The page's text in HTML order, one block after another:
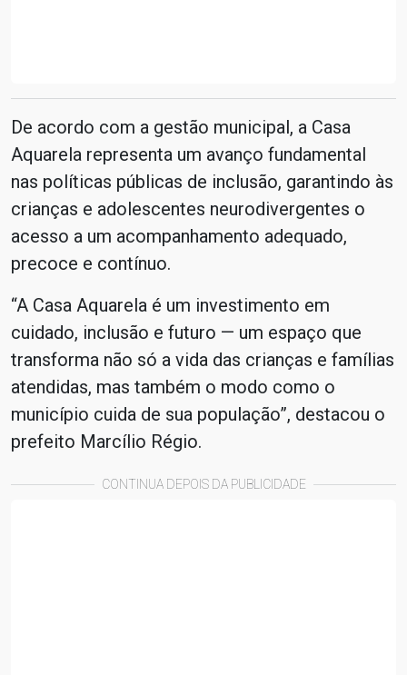
De acordo com a gestão municipal, a Casa
Aquarela representa um avanço fundamental
nas políticas públicas de inclusão, garantindo às
crianças e adolescentes neurodivergentes o
acesso a um acompanhamento adequado,
precoce e contínuo.
“A Casa Aquarela é um investimento em
cuidado, inclusão e futuro — um espaço que
transforma não só a vida das crianças e famílias
atendidas, mas também o modo como o
município cuida de sua população”, destacou o
prefeito Marcílio Régio.
CONTINUA DEPOIS DA PUBLICIDADE